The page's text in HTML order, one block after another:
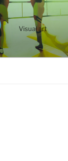
Visual art